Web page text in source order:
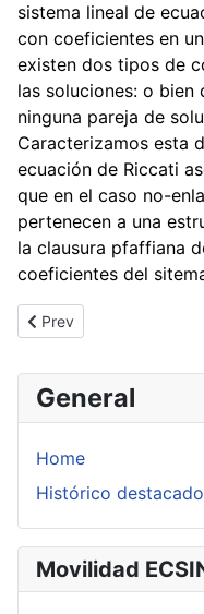
General
Home
Histórico
Movilidad
sistema lineal de
con coeficientes en
existen dos tipos de
las soluciones: o bien
ninguna pareja de
Caracterizamos esta
ecuación de Riccati
que en el caso no-
pertenecen a una
la clausura pfaffiana
coeficientes del
Previous article:
Prev